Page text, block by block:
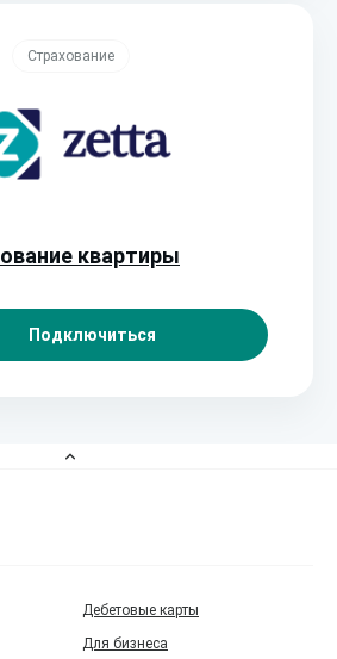
Страхование
квартиры
Подключиться
Дебетовые карты
Для бизнеса